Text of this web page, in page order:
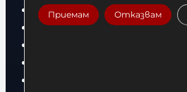
Дрехи
Детски дрехи
Приемам Отказвам